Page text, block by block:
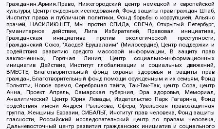
Гражданин.Армия.Право, Нижегородский центр немецкой и европейской
культуры, Центр гендерных исследований, Фонд защиты прав граждан Штаб,
Институт права и публичной политики, Фонд борьбы с коррупцией, Альянс
врачей, НАСИЛИЮ.НЕТ, Мы против СПИДа, СВЕЧА, Открытый Петербург,
Гуманитарное действие, Лига Избирателей, Правовая инициатива,
Гражданская инициатива против экологической преступности,
Гражданский Союз, "Хасдей Ерушалаим" (Милосердие), Центр поддержки и
содействия развитию средств массовой информации, В защиту прав
заключенных, Горячая Линия, Центр социально-информационных
инициатив Действие, Институт глобализации и социальных движений,
ВМЕСТЕ, Благотворительный фонд охраны здоровья и защиты прав
граждан, Благотворительный фонд помощи осужденным и их семьям, Фонд
Тольятти, Новое время, Серебряная тайга, Так-Так-Так, центр Сова, центр
Анна, Проект Апрель, Самарская губерния, Эра здоровья, Мемориал,
Аналитический Центр Юрия Левады, Издательство Парк Гагарина, Фонд
содействия имени Андрея Рылькова, Сфера, Уральская правозащитная
группа, Женщины Евразии, СИБАЛЬТ, Институт прав человека, Фонд защиты
гласности, Российский исследовательский центр по правам человека,
Дальневосточный центр развития гражданских инициатив и социального